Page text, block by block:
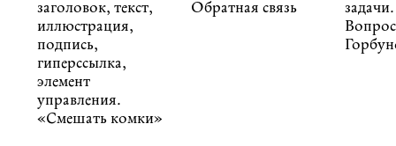
заголовок, текст,
иллюстрация,
подпись,
гиперссылка,
элемент
управления.
«Смешать комки»
Обратная связь
задачи.